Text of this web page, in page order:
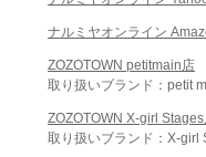
ナルミヤオンライン
ZOZOTOWN petitmain店
取り扱いブランド：petit
ZOZOTOWN X-girl
取り扱いブランド：X-girl